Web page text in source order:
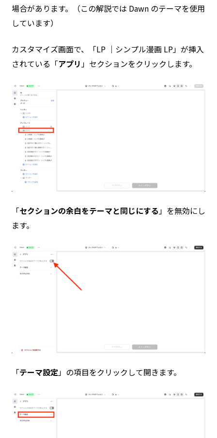
場合があります。（この解説では Dawn のテーマを使用
しています）
カスタマイズ画面で、「LP ｜シンプル漫画 LP」が挿入
されている「アプリ 」セクションをクリックします。
「セクションの余白をテーマと同じにする 」を無効にし
ます。
「テーマ設定 」の項目をクリックして開きます。